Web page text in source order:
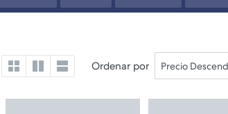
Ordenar por